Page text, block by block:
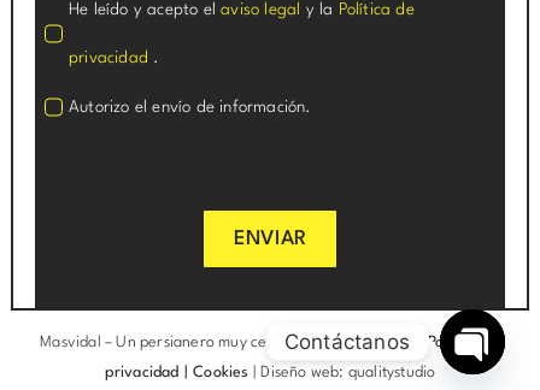
He leído y acepto elaviso legal y la Política de
privacidad .
Autorizo el envío de información.
ENVIAR
Masvidal –Un persianero muy cerca de ti|Aviso legal
Política de
privacidad
|Cookies Diseño web: qualitystudio
Contáctanos